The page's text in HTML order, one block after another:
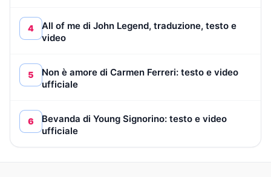
4
All of me di John Legend, traduzione, testo e
video
5
Non è amore di Carmen Ferreri: testo e video
ufficiale
6
Bevanda di Young Signorino: testo e video
ufficiale